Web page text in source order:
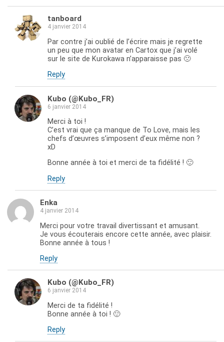
tanboard
4 janvier 2014
Par contre j’ai oublié de l’écrire mais je regrette
un peu que mon avatar en Cartox que j’ai volé
sur le site de Kurokawa n’apparaisse pas 🙁
Reply
Kubo (@Kubo_FR)
6 janvier 2014
Merci à toi !
C’est vrai que ça manque de To Love, mais les
chefs d’œuvres s’imposent d’eux même non ?
xD
Bonne année à toi et merci de ta fidélité ! 🙂
Reply
Enka
4 janvier 2014
Merci pour votre travail divertissant et amusant.
Je vous écouterais encore cette année, avec plaisir.
Bonne année à tous !
Reply
Kubo (@Kubo_FR)
6 janvier 2014
Merci de ta fidélité !
Bonne année à toi ! 🙂
Reply